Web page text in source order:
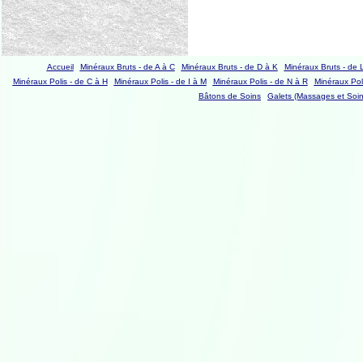
Accueil Minéraux Bruts - de A à C Minéraux Bruts - de D à K
Minéraux Bruts - de
Minéraux Polis - de C à H
Minéraux Polis - de I à M Minéraux Polis - de N à R
Minéraux
Bâtons de Soins
Galets (Massages et